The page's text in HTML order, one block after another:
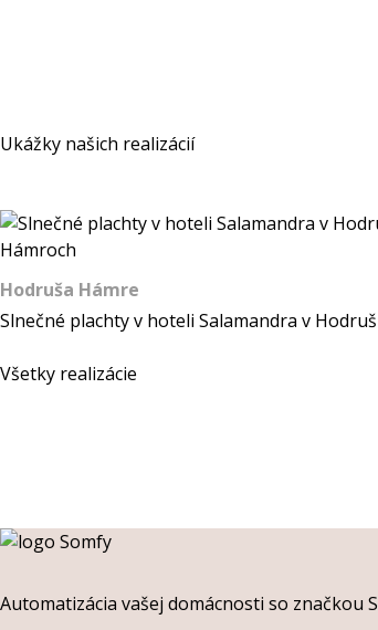
Ukážky našich realizácií
Hodruša Hámre
Slnečné plachty v hoteli Salamandra v
Všetky realizácie
Automatizácia vašej domácnosti so značkou